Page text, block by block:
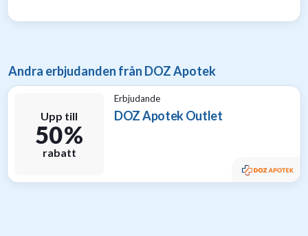
Andra erbjudanden från DOZ Apotek
Upp till
50 %
rabatt
Erbjudande
DOZ Apotek Outlet
Nätbutiker